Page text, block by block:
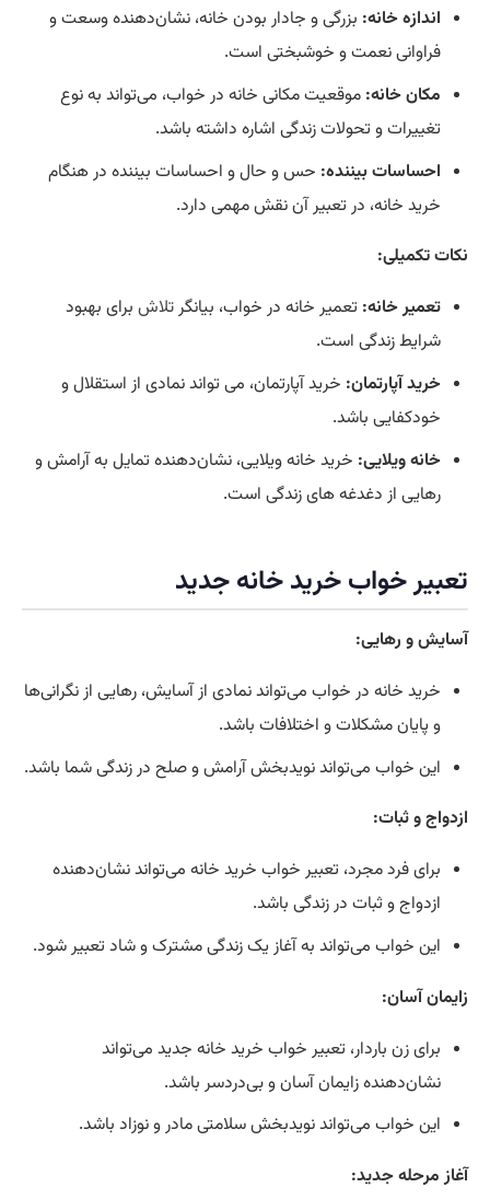
اندازه خانه: بزرگی و جادار بودن خانه، نشان‌دهنده وسعت و
فراوانی نعمت و خوشبختی است.
مکان خانه: موقعیت مکانی خانه در خواب، می‌تواند به نوع
تغییرات و تحولات زندگی اشاره داشته باشد.
احساسات بیننده: حس و حال و احساسات بیننده در هنگام
خرید خانه، در تعبیر آن نقش مهمی دارد.
نکات تکمیلی:
تعمیر خانه: تعمیر خانه در خواب، بیانگرتلاش برای بهبود
شرایط زندگی است.
خرید آپارتمان: خرید آپارتمان، می تواند نمادی از استقلال و
خودکفایی باشد.
خانه ویلایی: خرید خانه ویلایی، نشان‌دهنده تمایل به آرامش و
رهایی از دغدغه های زندگی است.
تعبیر خواب خرید خانه جدید
آسایش و رهایی:
خرید خانه در خواب می‌تواند نمادی از آسایش، رهایی از نگرانی‌ها
و پایان مشکلات و اختلافات باشد.
این خواب می‌تواند نویدبخش آرامش و صلح در زندگی شما باشد.
ازدواج و ثبات:
برای فرد مجرد، تعبیر خواب خرید خانه می‌تواند نشان‌دهنده
ازدواج و ثبات در زندگی باشد.
این خواب می‌تواند به آغاز یک زندگی مشترک و شاد تعبیر شود.
زایمان آسان:
برای زن باردار، تعبیر خواب خرید خانه جدید می‌تواند
نشان‌دهنده زایمان آسان و بی‌دردسر باشد.
این خواب می‌تواند نویدبخش سلامتی مادر و نوزاد باشد.
آغاز مرحله جدید: